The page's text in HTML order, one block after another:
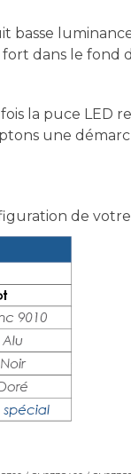
dans le fond
la puce LED
une
de